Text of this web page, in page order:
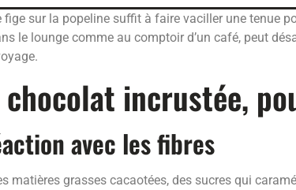
fige sur la popeline suffit à faire vaciller une tenue
le lounge comme au comptoir d’un café, peut
incrustée,
avec les fibres
matières grasses cacaotées, des sucres qui